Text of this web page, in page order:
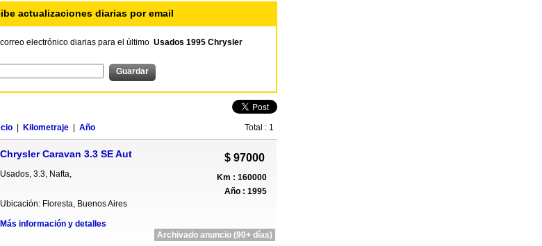
actualizaciones diarias por email
electrónico diarias para el último Usados 1995 Chrysler
| Kilometraje| Año Total : 1
Chrysler Caravan 3.3 SE Aut
Usados, 3.3, Nafta,
Ubicación: Floresta, Buenos Aires
Más información y detalles
$ 97000
Km : 160000
Año : 1995
Archivado anuncio (90+ días)